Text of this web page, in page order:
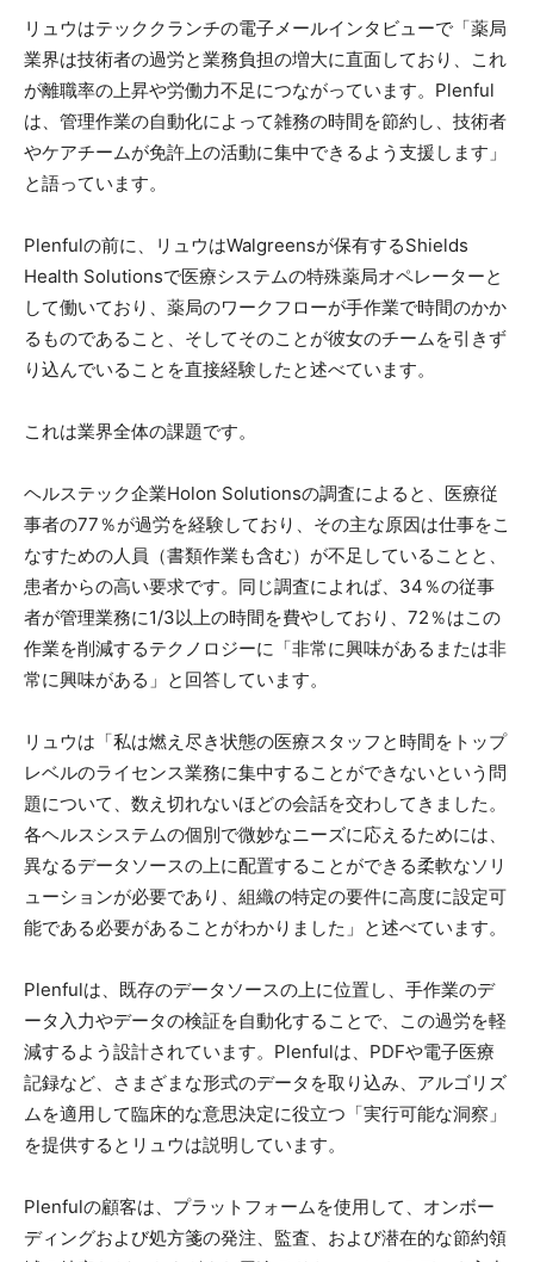
リュウはテッククランチの電子メールインタビューで「薬局
業界は技術者の過労と業務負担の増大に直面しており、これ
が離職率の上昇や労働力不足につながっています。Plenful
は、管理作業の自動化によって雑務の時間を節約し、技術者
やケアチームが免許上の活動に集中できるよう支援します」
と語っています。
Plenfulの前に、リュウはWalgreensが保有するShields
Health Solutionsで医療システムの特殊薬局オペレーターと
して働いており、薬局のワークフローが手作業で時間のかか
るものであること、そしてそのことが彼女のチームを引きず
り込んでいることを直接経験したと述べています。
これは業界全体の課題です。
ヘルステック企業Holon Solutionsの調査によると、医療従
事者の77％が過労を経験しており、その主な原因は仕事をこ
なすための人員（書類作業も含む）が不足していることと、
患者からの高い要求です。同じ調査によれば、34％の従事
者が管理業務に1/3以上の時間を費やしており、72％はこの
作業を削減するテクノロジーに「非常に興味があるまたは非
常に興味がある」と回答しています。
リュウは「私は燃え尽き状態の医療スタッフと時間をトップ
レベルのライセンス業務に集中することができないという問
題について、数え切れないほどの会話を交わしてきました。
各ヘルスシステムの個別で微妙なニーズに応えるためには、
異なるデータソースの上に配置することができる柔軟なソリ
ューションが必要であり、組織の特定の要件に高度に設定可
能である必要があることがわかりました」と述べています。
Plenfulは、既存のデータソースの上に位置し、手作業のデ
ータ入力やデータの検証を自動化することで、この過労を軽
減するよう設計されています。Plenfulは、PDFや電子医療
記録など、さまざまな形式のデータを取り込み、アルゴリズ
ムを適用して臨床的な意思決定に役立つ「実行可能な洞察」
を提供するとリュウは説明しています。
Plenfulの顧客は、プラットフォームを使用して、オンボー
ディングおよび処方箋の発注、監査、および潜在的な節約領